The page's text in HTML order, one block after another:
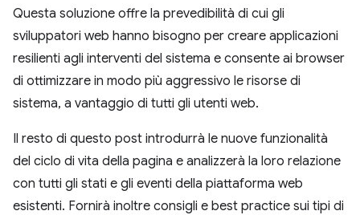
Questa soluzione offre la prevedibilità di cui gli
sviluppatori web hanno bisogno per creare applicazioni
resilienti agli interventi del sistema e consente ai browser
di ottimizzare in modo più aggressivo le risorse di
sistema, a vantaggio di tutti gli utenti web.
Il resto di questo post introdurrà le nuove funzionalità
del ciclo di vita della pagina e analizzerà la loro relazione
con tutti gli stati e gli eventi della piattaforma web
esistenti. Fornirà inoltre consigli e best practice sui tipi di